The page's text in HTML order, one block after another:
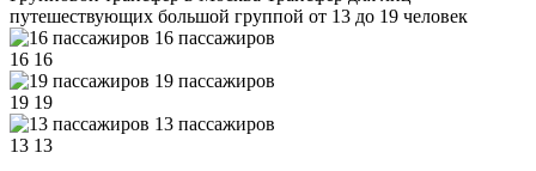
путешествующих большой группой от 13 до 19 человек
16 пассажиров
16 16
19 пассажиров
19 19
13 пассажиров
13 13